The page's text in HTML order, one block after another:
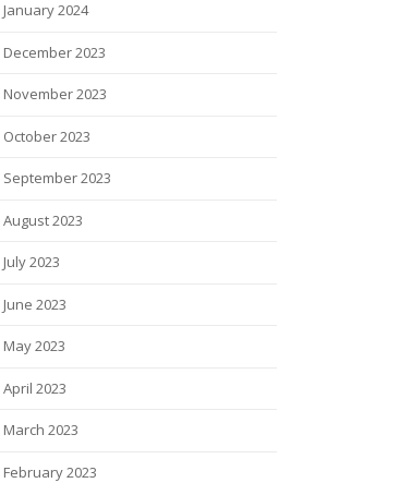
January 2024
December 2023
November 2023
October 2023
September 2023
August 2023
July 2023
June 2023
May 2023
April 2023
March 2023
February 2023